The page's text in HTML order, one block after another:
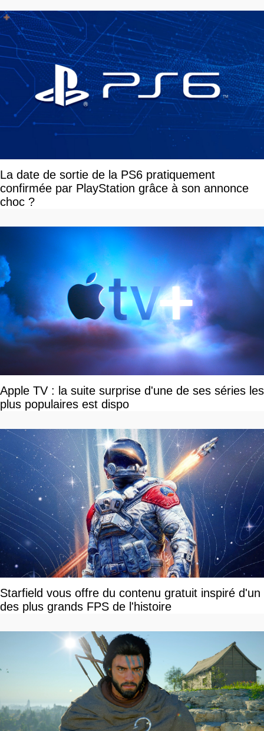
La date de sortie de la PS6 pratiquement
confirmée par PlayStation grâce à son annonce
choc ?
Apple TV : la suite surprise d'une de ses séries les
plus populaires est dispo
Starfield vous offre du contenu gratuit inspiré d'un
des plus grands FPS de l'histoire